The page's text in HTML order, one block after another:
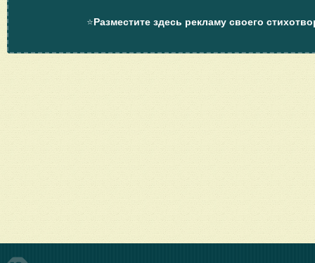
⭐Разместите здесь рекламу своего